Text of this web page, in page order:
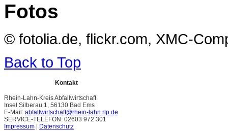
Fotos
© fotolia.de, flickr.com, XMC-
Back to Top
Kontakt
Rhein-Lahn-Kreis Abfallwirtschaft
Insel Silberau 1, 56130 Bad Ems
E-Mail: abfallwirtschaft@rhein-lahn.rlp.de
SERVICE-TELEFON: 02603 972 301
Impressum
Datenschutz